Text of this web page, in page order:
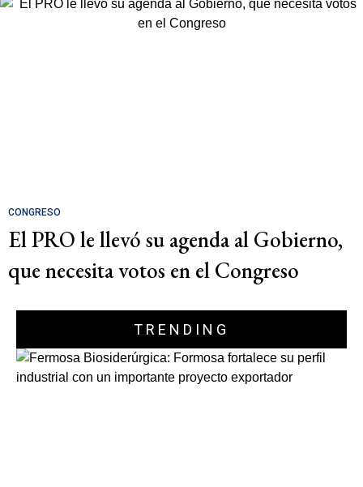
CONGRESO
El PRO le llevó su agenda al Gobierno,
que necesita votos en el Congreso
TRENDING